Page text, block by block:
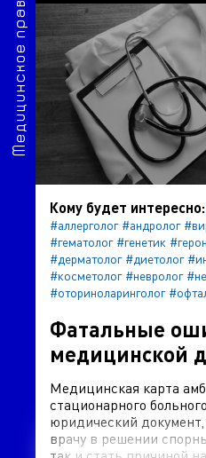
Медицинское право
Кому будет интересно:
#аллерголог #андролог
#гематолог #генетик
#дерматолог #диетолог
#косметолог #невролог
#оториноларинголог
Фатальные
медицинской
Медицинская карта
стационарного
юридический
врачу в решении